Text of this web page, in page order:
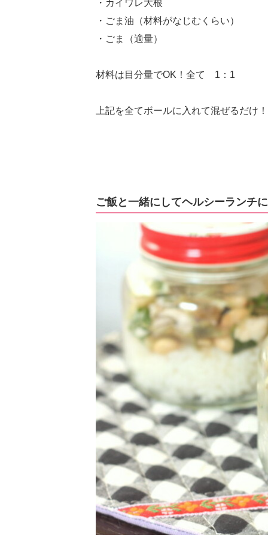
・カイワレ大根
・ごま油（材料がなじむくらい）
・ごま（適量）
材料は目分量でOK！全て 1：1
上記を全てボールに入れて混ぜるだけ！
ご飯と一緒にしてヘルシーランチ